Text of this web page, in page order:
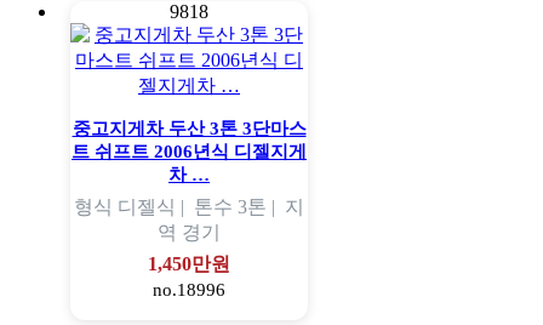
9818
중고지게차 두산 3톤 3단마스
트 쉬프트 2006년식 디젤지게
차 …
형식 디젤식 | 톤수 3톤 | 지
역 경기
1,450만원
no.18996